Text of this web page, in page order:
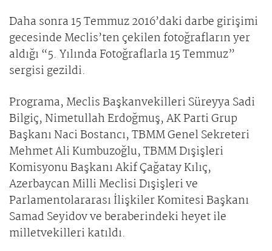
Daha sonra 15 Temmuz 2016’daki darbe girişimi
gecesinde Meclis’ten çekilen fotoğrafların yer
aldığı “5. Yılında Fotoğraflarla 15 Temmuz”
sergisi gezildi.
Programa, Meclis Başkanvekilleri Süreyya Sadi
Bilgiç, Nimetullah Erdoğmuş, AK Parti Grup
Başkanı Naci Bostancı, TBMM Genel Sekreteri
Mehmet Ali Kumbuzoğlu, TBMM Dışişleri
Komisyonu Başkanı Akif Çağatay Kılıç,
Azerbaycan Milli Meclisi Dışişleri ve
Parlamentolararası İlişkiler Komitesi Başkanı
Samad Seyidov ve beraberindeki heyet ile
milletvekilleri katıldı.